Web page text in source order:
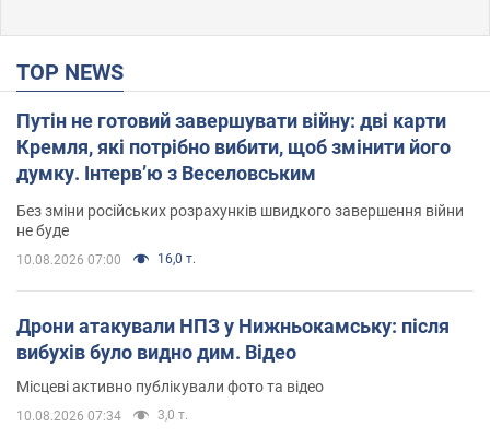
TOP NEWS
Путін не готовий завершувати війну: дві карти
Кремля, які потрібно вибити, щоб змінити його
думку. Інтерв’ю з Веселовським
Без зміни російських розрахунків швидкого завершення війни
не буде
10.08.2026 07:00 16,0 т.
Дрони атакували НПЗ у Нижньокамську: після
вибухів було видно дим. Відео
Місцеві активно публікували фото та відео
10.08.2026 07:34 3,0 т.